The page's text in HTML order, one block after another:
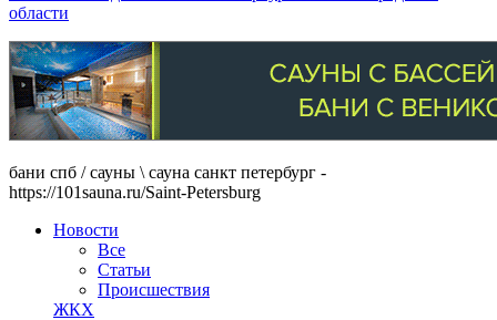
области
бани спб / сауны \ сауна санкт петербург -
https://101sauna.ru/Saint-Petersburg
Новости
Все
Статьи
Происшествия
ЖКХ